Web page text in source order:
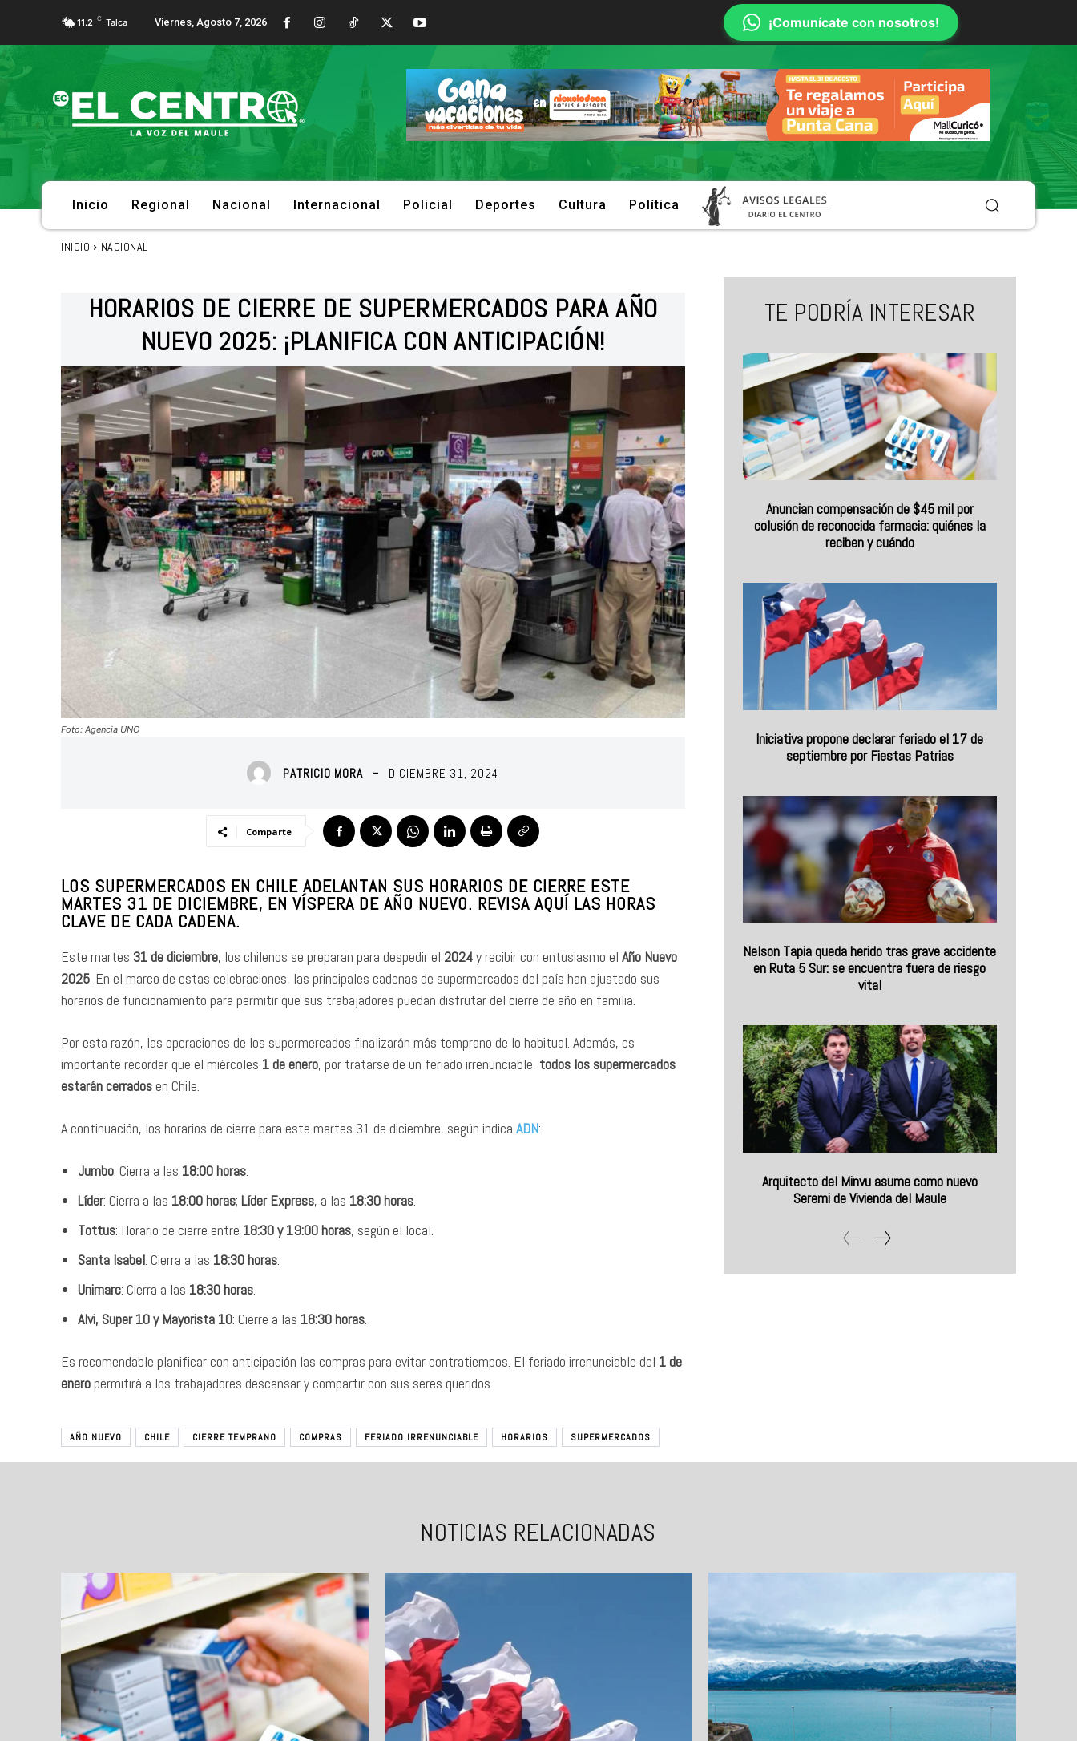
11.2 C Talca Viernes, Agosto 7, 2026 ¡Comunícate con nosotros!
Inicio Regional Nacional Internacional Policial Deportes Cultura Política
INICIO NACIONAL
HORARIOS DE CIERRE DE SUPERMERCADOS PARA AÑO
NUEVO 2025: ¡PLANIFICA CON ANTICIPACIÓN!
Foto: Agencia UNO
PATRICIO MORA DICIEMBRE 31, 2024
Comparte
LOS SUPERMERCADOS EN CHILE ADELANTAN SUS HORARIOS DE CIERRE ESTE
MARTES 31 DE DICIEMBRE, EN VÍSPERA DE AÑO NUEVO. REVISA AQUÍ LAS HORAS
CLAVE DE CADA CADENA.
Este martes 31 de diciembre, los chilenos se preparan para despedir el 2024y recibir con entusiasmo el Año Nuevo
2025. En el marco de estas celebraciones, las principales cadenas de supermercados del país han ajustado sus
horarios de funcionamiento para permitir que sus trabajadores puedan disfrutar del cierre de año en familia.
Por esta razón, las operaciones de los supermercados finalizarán más temprano de lo habitual. Además, es
importante recordar que el miércoles 1 de enero, por tratarse de un feriado irrenunciable, todos los supermercados
estarán cerradosen Chile.
A continuación, los horarios de cierre para este martes 31 de diciembre, según indica ADN:
Jumbo: Cierra a las 18:00 horas.
Líder: Cierra a las 18:00 horas; Líder Express, a las 18:30 horas.
Tottus: Horario de cierre entre 18:30 y 19:00 horas, según el local.
Santa Isabel: Cierra a las 18:30 horas.
Unimarc: Cierra a las 18:30 horas.
Alvi, Super 10 y Mayorista 10: Cierre a las 18:30 horas.
Es recomendable planificar con anticipación las compras para evitar contratiempos. El feriado irrenunciable del 1 de
eneropermitirá a los trabajadores descansar y compartir con sus seres queridos.
AÑO NUEVO CHILE CIERRE TEMPRANO COMPRAS FERIADO IRRENUNCIABLE HORARIOS SUPERMERCADOS
TE PODRÍA INTERESAR
Anuncian compensación de $45 mil por
colusión de reconocida farmacia: quiénes la
reciben y cuándo
Iniciativa propone declarar feriado el 17 de
septiembre por Fiestas Patrias
Nelson Tapia queda herido tras grave accidente
en Ruta 5 Sur: se encuentra fuera de riesgo
vital
Arquitecto del Minvu asume como nuevo
Seremi de Vivienda del Maule
NOTICIAS RELACIONADAS